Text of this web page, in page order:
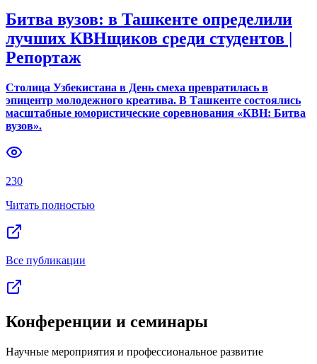
Next slide
Битва вузов: в Ташкенте определили
лучших КВНщиков среди студентов |
Репортаж
Столица Узбекистана в День смеха превратилась в
эпицентр молодежного креатива. В Ташкенте состоялись
масштабные юмористические соревнования «КВН: Битва
вузов».
230
Читать полностью
Все публикации
Конференции и семинары
Научные мероприятия и профессиональное развитие